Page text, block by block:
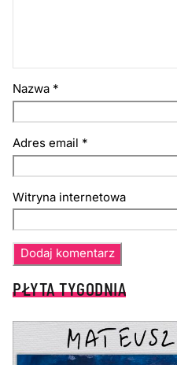
Nazwa *
Adres email *
Witryna internetowa
PŁYTA TYGODNIA